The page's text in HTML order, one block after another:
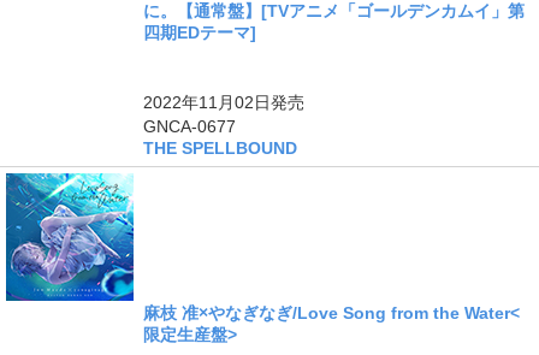
に。【通常盤】[TVアニメ「ゴールデンカムイ」第
四期EDテーマ]
2022年11月02日発売
GNCA-0677
THE SPELLBOUND
麻枝 准×やなぎなぎ/Love Song from the Water<
限定生産盤>